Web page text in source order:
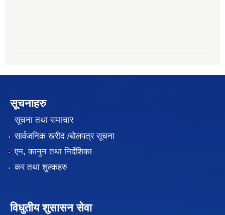
सूचनाहरु
सूचना तथा समाचार
सार्वजनिक खरीद /बोलपत्र सूचना
एन, कानुन तथा निर्देशिका
कर तथा शुल्कहरु
विधुतीय शुसासन सेवा